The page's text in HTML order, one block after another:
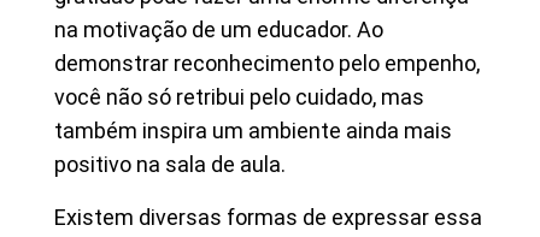
na motivação de um educador. Ao
demonstrar reconhecimento pelo empenho,
você não só retribui pelo cuidado, mas
também inspira um ambiente ainda mais
positivo na sala de aula.
Existem diversas formas de expressar essa